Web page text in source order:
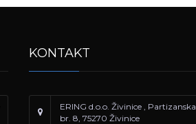
KONTAKT
ERING d.o.o. Živinice , Partizanska
br. 8, 75270 Živinice